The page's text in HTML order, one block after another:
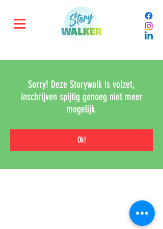
Sorry! Deze Storywalk is volzet,
inschrijven spijtig genoeg niet meer
mogelijk.
Ok!